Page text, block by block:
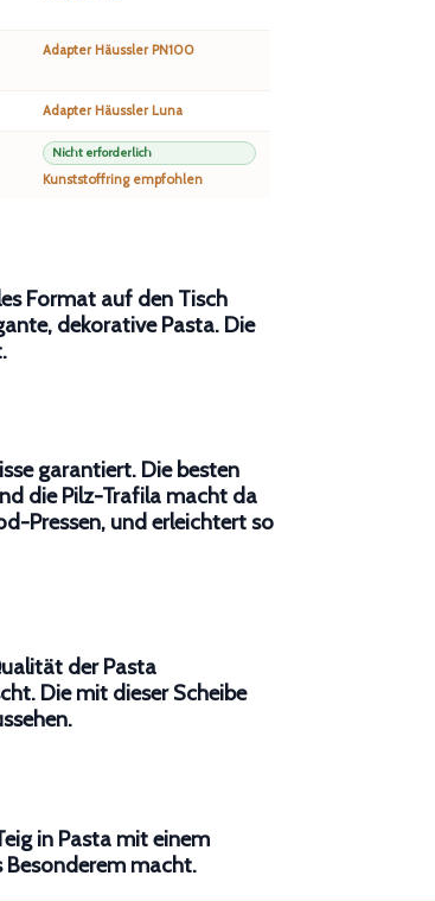
Adapter Häussler PN100
Adapter Häussler Luna
Nicht erforderlich
Kunststoffring empfohlen
Format auf den Tisch
dekorative Pasta. Die
garantiert. Die besten
die Pilz-Trafila macht da
Pressen, und erleichtert so
der Pasta
Die mit dieserScheibe
in Pasta mit einem
Besonderem macht.